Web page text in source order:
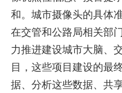
和。城市摄像头的具体
在交管和公路局相关部
力推进建设城市大脑、
目，这些项目建设的最
据、分析这些数据、共